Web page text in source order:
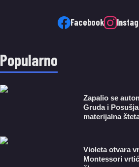
Facebook
Popularno
Zapalio se
Gruda i
materijalna
Violeta otvara
Montessori